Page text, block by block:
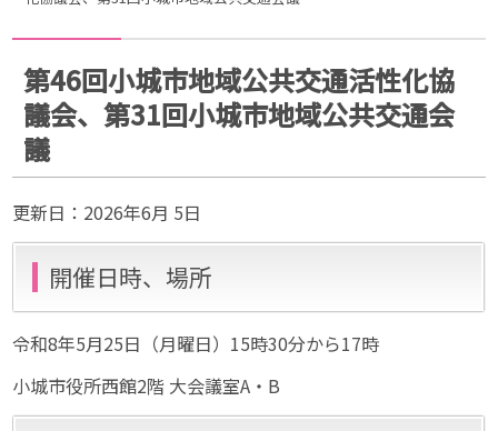
第46回小城市地域公共交通活性化協
議会、第31回小城市地域公共交通会
議
更新日： 2026年6月 5日
開催日時、場所
令和8年5月25日（月曜日）15時30分から17時
小城市役所西館2階 大会議室A・B